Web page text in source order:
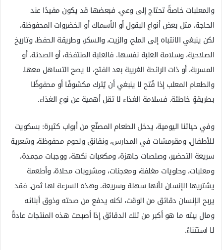
والمعلبات خاصةً تحتاج إلى وعي. فبعضها قد يكون مفيدًا عند
الحاجة، مثل بعض أنواع البقول أو الأسماك أو الخضروات المحفوظة،
لكن ينبغي الانتباه إلى الملح، والزيت، والسكر، وطريقة الحفظ، وتاريخ
الصلاحية، وسلامة العلبة نفسها. فالعلبة المنتفخة، أو الصدئة، أو
المسربة، أو ذات الرائحة الغريبة بعد الفتح، لا يصح التساهل معها.
والطعام المعلب إذا فُتح لا ينبغي أن يُترك مكشوفًا أو محفوظًا
بطريقةٍ خاطئة. فسلامة الغذاء لا تقل أهمية عن نوع الغذاء.
وفي حياتنا اليومية، يدخل الطعام المصنّع من أبواب كثيرة: بسكويت
للأطفال، ومقرمشات في المدارس، ونقانق ولحوم محفوظة، وشعرية
سريعة التحضير، وصلصات جاهزة، ومكعبات نكهة، ووجبات مجمدة،
ومعلبات، وحلويات مغلفة، ومعجنات، ومشروبات محلاة، وأطعمة
يشتريها الإنسان لأنها سهلة وسريعة. وهذه السرعة لها ثمن. فقد
يربح الإنسان دقائق من الوقت، لكنه يدفع من صحته وذوق أبنائه
ومال بيته ما هو أكبر من تلك الدقائق إذا أصبحت هذه المنتجات عادةً
لا استثناءً.